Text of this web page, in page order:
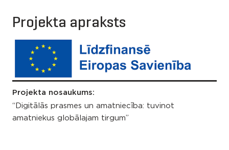
Projekta apraksts
Projekta nosaukums:
“Digitālās prasmes un amatniecība: tuvinot
amatniekus globālajam tirgum”